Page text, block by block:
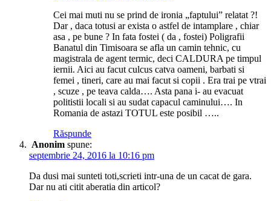
Cei mai muti nu se prind de ironia „faptului” relatat ?!
Dar , daca totusi ar exista o astfel de intamplare , chiar
asa , pe bune ? In fata fostei ( da , fostei) Poligrafii
Banatul din Timisoara se afla un camin tehnic, cu
magistrala de agent termic, deci CALDURA pe timpul
iernii. Aici au facut culcus catva oameni, barbati si
femei , tineri, care au mai facut si copii . Era trai pe vtrai
, scuze , pe teava calda…. Asta pana i- au evacuat
politistii locali si au sudat capacul caminului…. In
Romania de astazi TOTUL este posibil …..
Răspunde
Anonim spune:
septembrie 24, 2016 la 10:16 pm
Da dusi mai sunteti toti,scrieti intr-una de un cacat de gara.
Dar nu ati citit aberatia din articol?